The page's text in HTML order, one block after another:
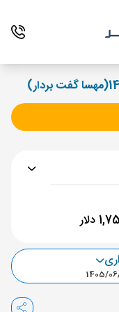
1405/